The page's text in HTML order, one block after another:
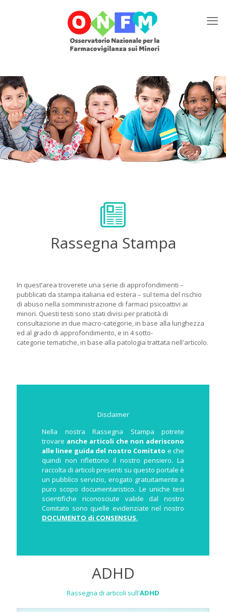
Rassegna Stampa
In quest’area troverete una serie di approfondimenti –
pubblicati da stampa italiana ed estera – sul tema del rischio
di abuso nella somministrazione di farmaci psicoattivi ai
minori. Questi testi sono stati divisi per praticità di
consultazione in due macro-categorie, in base alla lunghezza
ed al grado di approfondimento, e in 4 sotto-
categorie tematiche, in base alla patologia trattata nell'articolo.
Disclaimer
Nella nostra Rassegna Stampa potrete
trovare anche articoli che non aderiscono
alle linee guida del nostro Comitato e che
quindi non riflettono il nostro pensiero. La
raccolta di articoli presenti su questo portale è
un pubblico servizio, erogato gratuitamente a
puro scopo documentaristico. Le uniche tesi
scientifiche riconosciute valide dal nostro
Comitato sono quelle evidenziate nel nostro
DOCUMENTO di CONSENSUS.
ADHD
Rassegna di articoli sull'ADHD